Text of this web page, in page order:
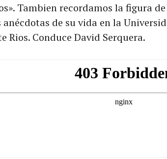
Tambien recordamos la figura
anécdotas de su vida en la
Rios. Conduce David Serquera.